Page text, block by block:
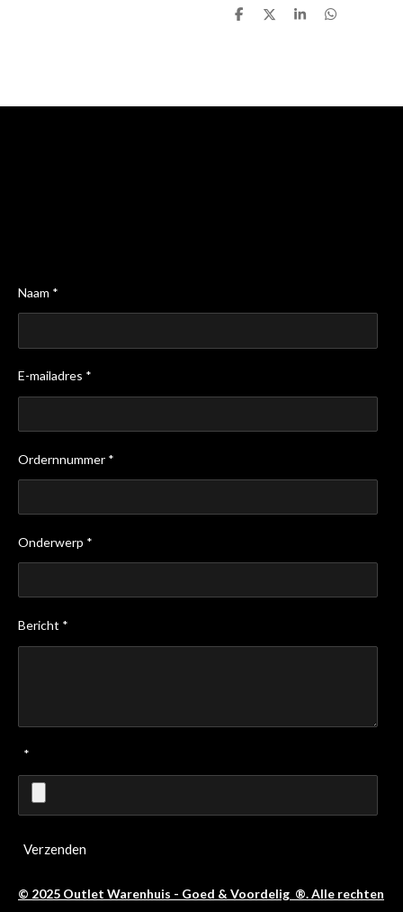
D
D
S
D
Naam *
E-mailadres *
Ordernnummer *
Onderwerp *
Bericht *
*
Verzenden
© 2025 Outlet Warenhuis - Goed & Voordelig ®. Alle rechten